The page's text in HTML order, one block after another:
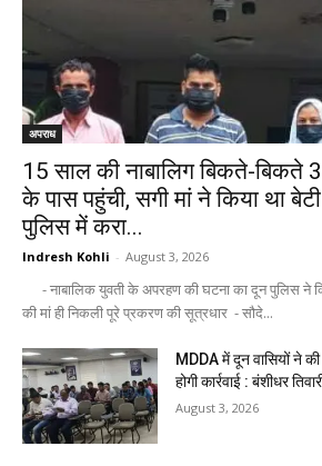
अपराध
15 साल की नाबालिग बिकते-
के पास पहुंची, सगी मां ने किया था
पुलिस में करा...
Indresh Kohli - August 3, 2026
- नाबालिक युवती के अपरहण की घटना का दून पुलिस ने
की मां ही निकली पूरे प्रकरण की सूत्रधार - सौदे...
MDDA में दून वासियों ने
होगी कार्रवाई : बंशीधर
August 3, 2026